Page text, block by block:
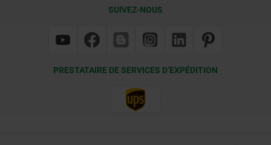
SUIVEZ-NOUS
PRESTATAIRE DE SERVICES D’EXPÉDITION